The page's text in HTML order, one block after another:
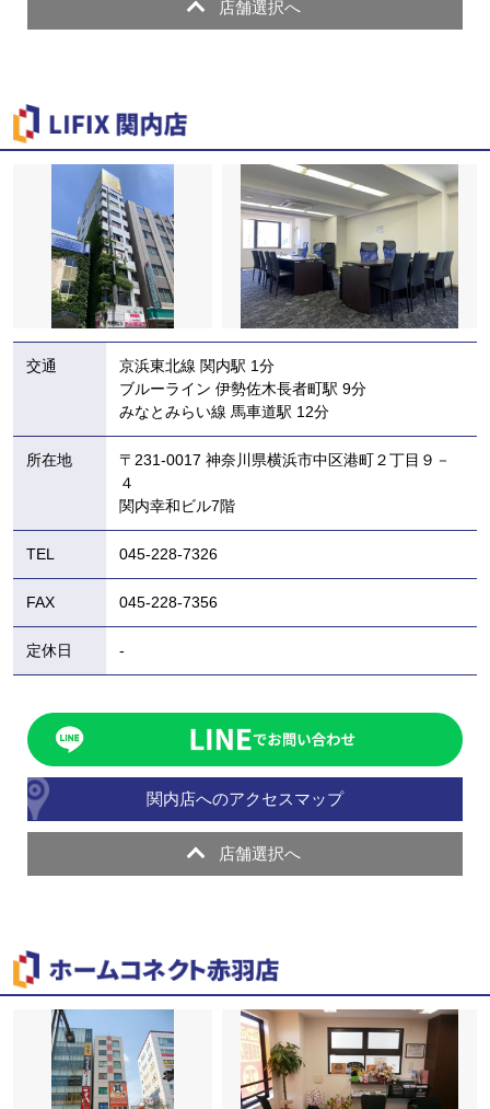
店舗選択へ
交通
京浜東北線 関内駅 1分
ブルーライン 伊勢佐木長者町駅 9分
みなとみらい線 馬車道駅 12分
所在地
〒231-0017 神奈川県横浜市中区港町２丁目９－
４
関内幸和ビル7階
TEL 045-228-7326
FAX 045-228-7356
定休日 -
関内店へのアクセスマップ
店舗選択へ